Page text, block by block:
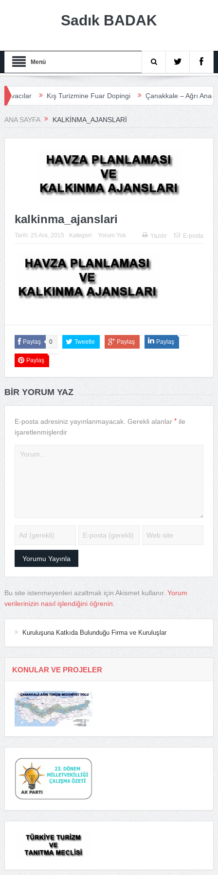
Sadık BADAK
Menü
Kış Turizmine Fuar Dopingi Çanakkale – Ağrı Anadolu
ANA SAYFA KALKINMA_AJANSLARI
kalkinma_ajanslari
Tarih: 25 Ara, 2015 Kategori: Yorum Yok Yazdır E-posta
Paylaş 0 Tweetle Paylaş Paylaş
Paylaş
BIR YORUM YAZ
E-posta adresiniz yayınlanmayacak. Gerekli alanlar *ile
işaretlenmişlerdir
Bu site istenmeyenleri azaltmak için Akismet kullanır. Yorum
verilerinizin nasıl işlendiğini öğrenin.
Kuruluşuna Katkıda Bulunduğu Firma ve Kuruluşlar
KONULAR VE PROJELER